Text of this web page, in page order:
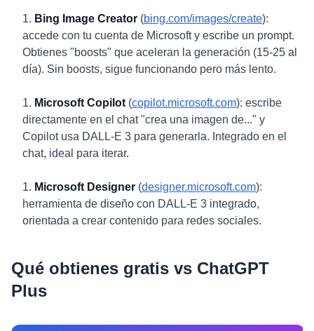
Bing Image Creator (bing.com/images/create):
accede con tu cuenta de Microsoft y escribe un prompt.
Obtienes "boosts" que aceleran la generación (15-25 al
día). Sin boosts, sigue funcionando pero más lento.
Microsoft Copilot (copilot.microsoft.com): escribe
directamente en el chat "crea una imagen de..." y
Copilot usa DALL-E 3 para generarla. Integrado en el
chat, ideal para iterar.
Microsoft Designer (designer.microsoft.com):
herramienta de diseño con DALL-E 3 integrado,
orientada a crear contenido para redes sociales.
Qué obtienes gratis vs ChatGPT
Plus